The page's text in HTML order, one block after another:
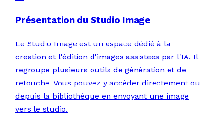
Présentation du Studio Image
Le Studio Image est un espace dédié à la
creation et l'édition d'images assistees par l'IA. Il
regroupe plusieurs outils de génération et de
retouche. Vous pouvez y accéder directement ou
depuis la bibliothèque en envoyant une image
vers le studio.